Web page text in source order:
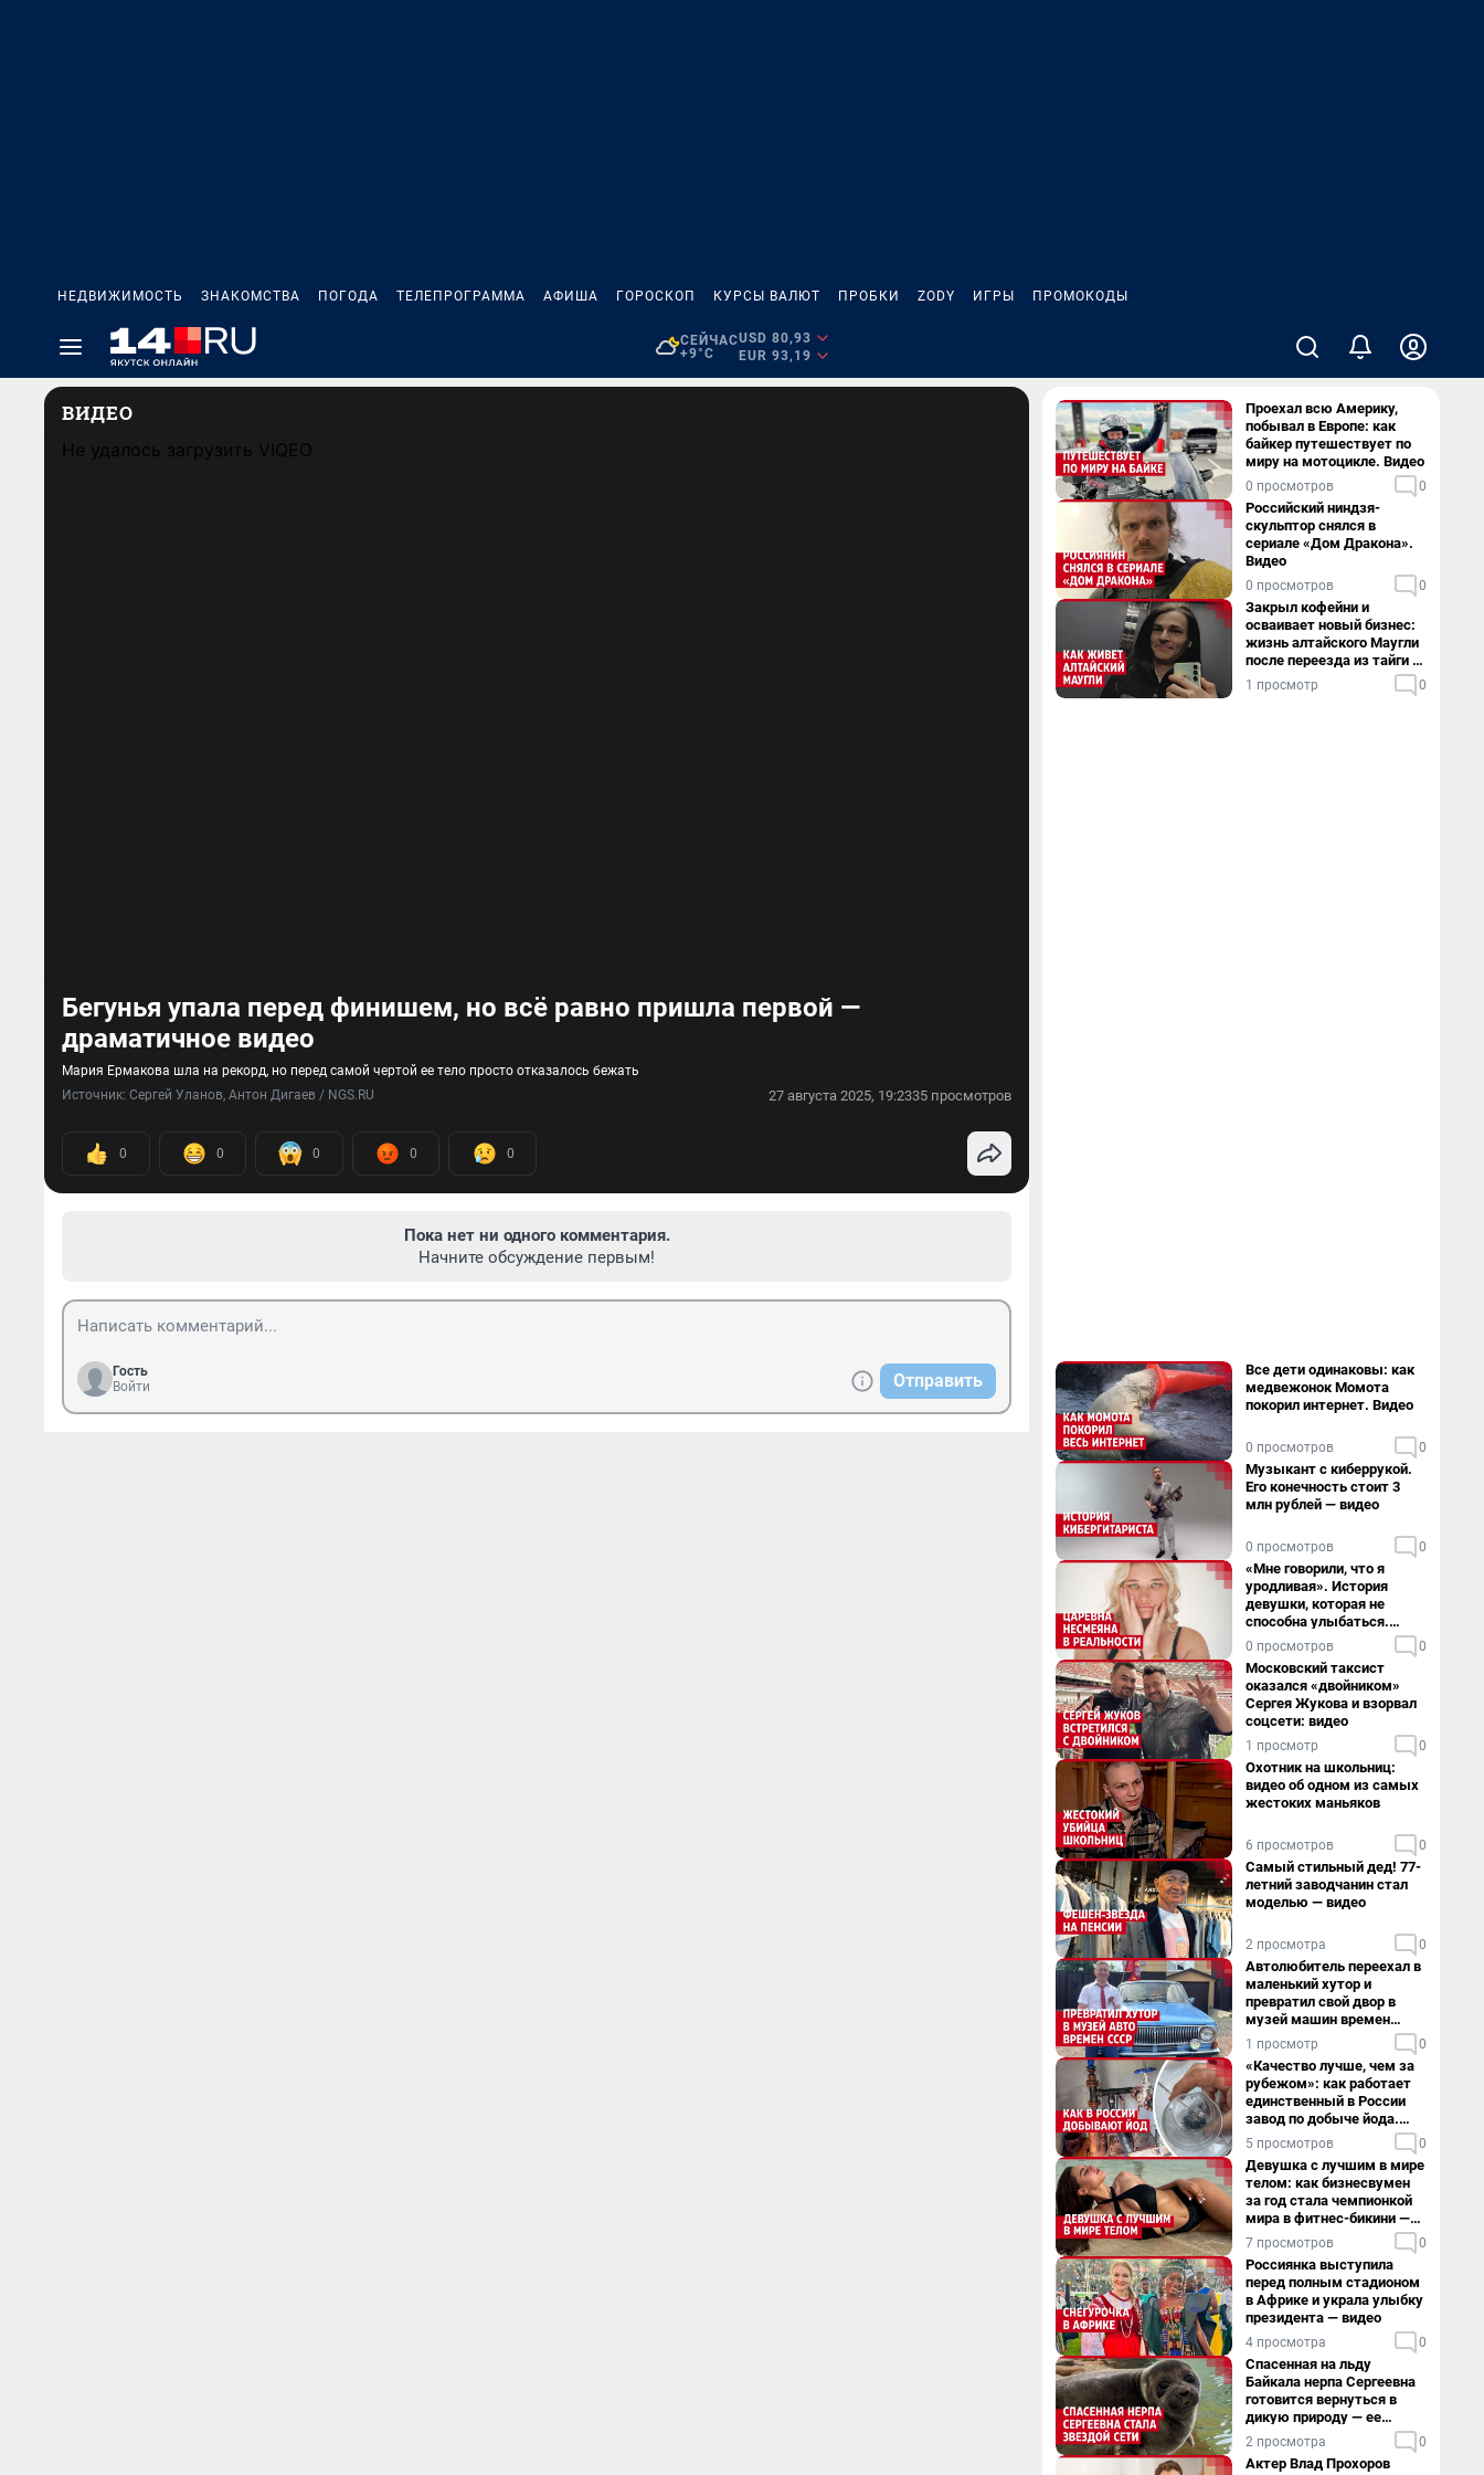
НЕДВИЖИМОСТЬ ЗНАКОМСТВА ПОГОДА ТЕЛЕПРОГРАММА АФИША ГОРОСКОП КУРСЫ ВАЛЮТ ПРОБКИ ZODY ИГРЫ ПРОМОКОДЫ
СЕЙЧАС
+9°C
USD 80,93
EUR 93,19
ВИДЕО
Не удалось загрузить VIQEO
Бегунья упала перед финишем, но всë равно пришла первой —
драматичное видео
Мария Ермакова шла на рекорд, но перед самой чертой ее тело просто отказалось бежать
Источник: Сергей Уланов, Антон Дигаев / NGS.RU 27 августа 2025, 19:2335 просмотров
0 0 0 0 0
Пока нет ни одного комментария.
Начните обсуждение первым!
Гость
Войти
Отправить
Проехал всю Америку,
побывал в Европе: как
байкер путешествует по
миру на мотоцикле. Видео
0 просмотров 0
Российский ниндзя-
скульптор снялся в
сериале «Дом Дракона».
Видео
0 просмотров 0
Закрыл кофейни и
осваивает новый бизнес:
жизнь алтайского Маугли
после переезда из тайги в
столицу
1 просмотр 0
Все дети одинаковы: как
медвежонок Момота
покорил интернет. Видео
0 просмотров 0
Музыкант с киберрукой.
Его конечность стоит 3
млн рублей — видео
0 просмотров 0
«Мне говорили, что я
уродливая». История
девушки, которая не
способна улыбаться.
Видео
0 просмотров 0
Московский таксист
оказался «двойником»
Сергея Жукова и взорвал
соцсети: видео
1 просмотр 0
Охотник на школьниц:
видео об одном из самых
жестоких маньяков
6 просмотров 0
Самый стильный дед! 77-
летний заводчанин стал
моделью — видео
2 просмотра 0
Автолюбитель переехал в
маленький хутор и
превратил свой двор в
музей машин времен
СССР. Видео
1 просмотр 0
«Качество лучше, чем за
рубежом»: как работает
единственный в России
завод по добыче йода.
Видео
5 просмотров 0
Девушка с лучшим в мире
телом: как бизнесвумен
за год стала чемпионкой
мира в фитнес-бикини —
видео
7 просмотров 0
Россиянка выступила
перед полным стадионом
в Африке и украла улыбку
президента — видео
4 просмотра 0
Спасенная на льду
Байкала нерпа Сергеевна
готовится вернуться в
дикую природу — ее
видеоистория
2 просмотра 0
Актер Влад Прохоров